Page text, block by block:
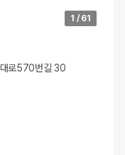
1 / 61
대로570번길 30